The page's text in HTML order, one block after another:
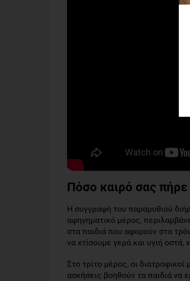
Πόσο καιρό σας
Η συγγραφή του παραμυθιού
αφηγηματικό μέρος,
στα παιδιά που αφορούν στα
να χτίσουμε γερά και υγιή οστά,
Στο τρίτο μέρος, οι
ασκήσεις βοηθούν τα παιδιά να